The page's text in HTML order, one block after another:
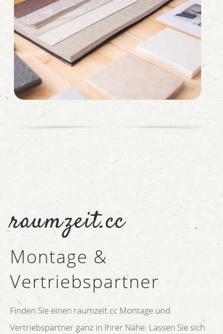
raumzeit.cc
Montage &
Vertriebspartner
Finden Sie einen raumzeit.cc Montage und
Vertriebspartner ganz in Ihrer Nähe. Lassen Sie sich